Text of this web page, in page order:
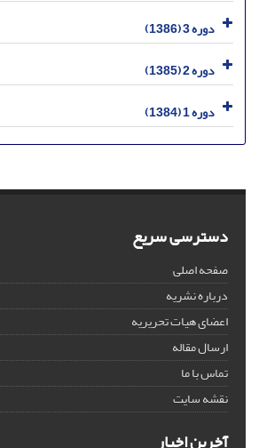
دوره 3 (1386)
دوره 2 (1385)
دوره 1 (1384)
دسترسی سریع
صفحه اصلی
درباره نشریه
اعضای هیات تحریریه
ارسال مقاله
تماس با ما
نقشه سایت